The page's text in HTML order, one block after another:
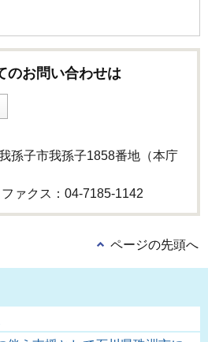
のお問い合わせは
孫子市我孫子1858番地（本庁
ァクス：04-7185-1142
ページの先頭へ